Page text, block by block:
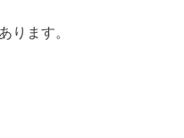
ります。